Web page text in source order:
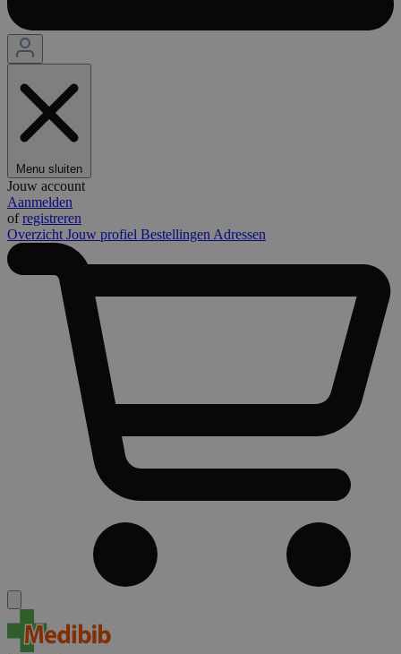
Menu sluiten
Jouw account
Aanmelden
ofregistreren
Overzicht Jouw profiel Bestellingen Adressen